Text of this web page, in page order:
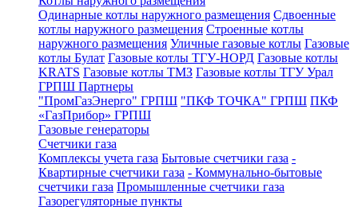
Одинарные котлы наружного размещения Сдвоенные
котлы наружного размещения Строенные котлы
наружного размещения Уличные газовые котлы Газовые
котлы Булат Газовые котлы ТГУ-НОРД Газовые котлы
KRATS Газовые котлы ТМЗ Газовые котлы ТГУ Урал
ГРПШ Партнеры
"ПромГазЭнерго" ГРПШ "ПКФ ТОЧКА" ГРПШ ПКФ
«ГазПрибор» ГРПШ
Газовые генераторы
Счетчики газа
Комплексы учета газа Бытовые счетчики газа -
Квартирные счетчики газа - Коммунально-бытовые
счетчики газа Промышленные счетчики газа
Газорегуляторные пункты